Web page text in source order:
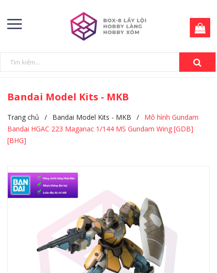
Bandai Model Kits - MKB
Trang chủ / Bandai Model Kits - MKB /
Mô hình Gundam
Bandai HGAC 223 Maganac 1/144 MS Gundam Wing [GDB]
[BHG]